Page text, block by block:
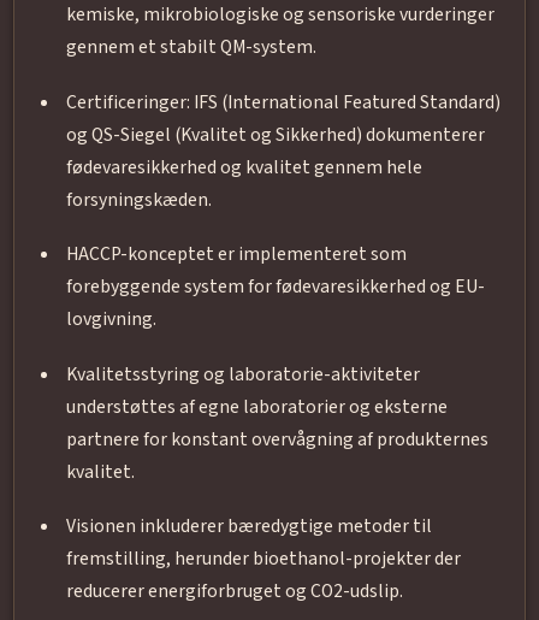
kemiske, mikrobiologiske og sensoriske vurderinger
gennem et stabilt QM-system.
Certificeringer: IFS (International Featured Standard)
og QS-Siegel (Kvalitet og Sikkerhed) dokumenterer
fødevaresikkerhed og kvalitet gennem hele
forsyningskæden.
HACCP-konceptet er implementeret som
forebyggende system for fødevaresikkerhed og EU-
lovgivning.
Kvalitetsstyring og laboratorie-aktiviteter
understøttes af egne laboratorier og eksterne
partnere for konstant overvågning af produkternes
kvalitet.
Visionen inkluderer bæredygtige metoder til
fremstilling, herunder bioethanol-projekter der
reducerer energiforbruget og CO2-udslip.